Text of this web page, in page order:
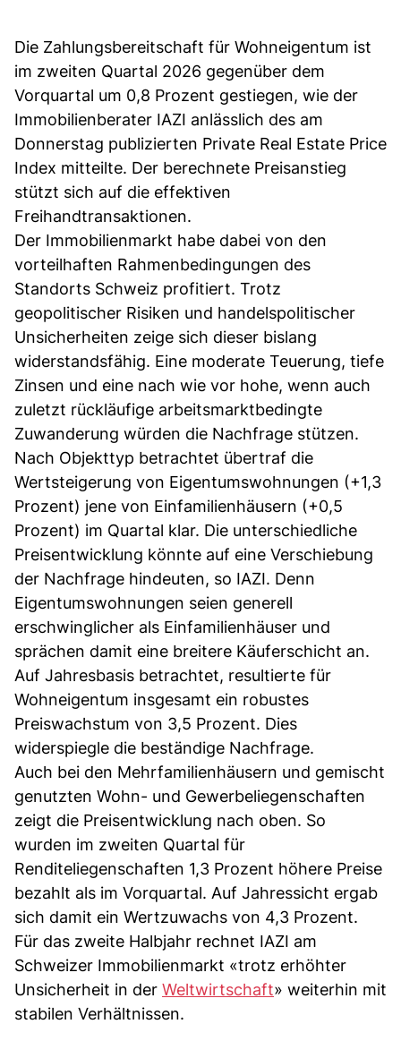
Die Zahlungsbereitschaft für Wohneigentum ist
im zweiten Quartal 2026 gegenüber dem
Vorquartal um 0,8 Prozent gestiegen, wie der
Immobilienberater IAZI anlässlich des am
Donnerstag publizierten Private Real Estate Price
Index mitteilte. Der berechnete Preisanstieg
stützt sich auf die effektiven
Freihandtransaktionen.
Der Immobilienmarkt habe dabei von den
vorteilhaften Rahmenbedingungen des
Standorts Schweiz profitiert. Trotz
geopolitischer Risiken und handelspolitischer
Unsicherheiten zeige sich dieser bislang
widerstandsfähig. Eine moderate Teuerung, tiefe
Zinsen und eine nach wie vor hohe, wenn auch
zuletzt rückläufige arbeitsmarktbedingte
Zuwanderung würden die Nachfrage stützen.
Nach Objekttyp betrachtet übertraf die
Wertsteigerung von Eigentumswohnungen (+1,3
Prozent) jene von Einfamilienhäusern (+0,5
Prozent) im Quartal klar. Die unterschiedliche
Preisentwicklung könnte auf eine Verschiebung
der Nachfrage hindeuten, so IAZI. Denn
Eigentumswohnungen seien generell
erschwinglicher als Einfamilienhäuser und
sprächen damit eine breitere Käuferschicht an.
Auf Jahresbasis betrachtet, resultierte für
Wohneigentum insgesamt ein robustes
Preiswachstum von 3,5 Prozent. Dies
widerspiegle die beständige Nachfrage.
Auch bei den Mehrfamilienhäusern und gemischt
genutzten Wohn- und Gewerbeliegenschaften
zeigt die Preisentwicklung nach oben. So
wurden im zweiten Quartal für
Renditeliegenschaften 1,3 Prozent höhere Preise
bezahlt als im Vorquartal. Auf Jahressicht ergab
sich damit ein Wertzuwachs von 4,3 Prozent.
Für das zweite Halbjahr rechnet IAZI am
Schweizer Immobilienmarkt «trotz erhöhter
Unsicherheit in der Weltwirtschaft» weiterhin mit
stabilen Verhältnissen.